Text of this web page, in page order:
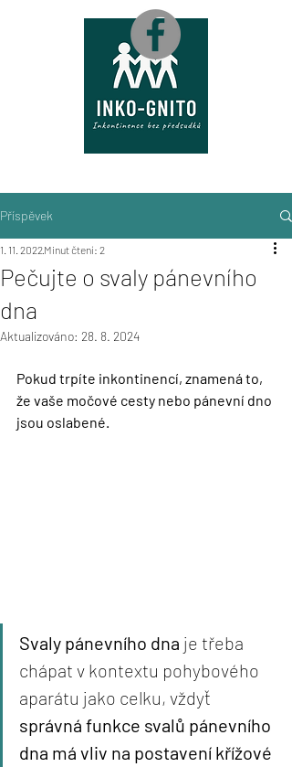
Příspěvek
Pečujte o svaly pánevního
dna
1. 11. 2022Minut čtení: 2
Aktualizováno: 28. 8. 2024
Pokud trpíte inkontinencí, znamená to,
že vaše močové cesty nebo pánevní dno
jsou oslabené.
Svaly pánevního dna je třeba
chápat v kontextu pohybového
aparátu jako celku, vždyť
správná funkce svalů pánevního
dna má vliv na postavení křížové